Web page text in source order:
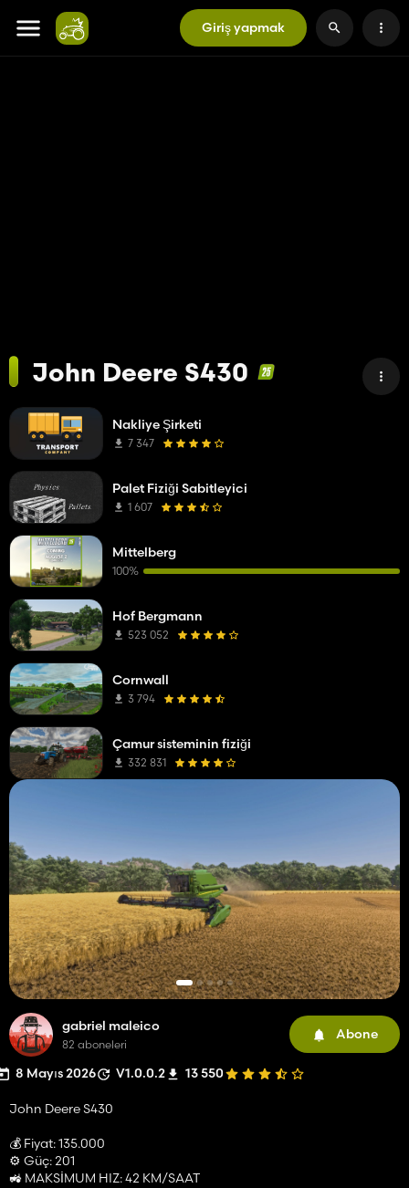
Giriş yapmak
John Deere S430
gabriel maleico
82 aboneleri
Abone
8 Mayıs 2026 V1.0.0.2 13 550
John Deere S430
💰 Fiyat: 135.000
⚙️ Güç: 201
🚜 MAKSİMUM HIZ: 42 KM/SAAT
Nakliye Şirketi
7 347
Palet Fiziği Sabitleyici
1 607
Mittelberg
100%
Hof Bergmann
523 052
Cornwall
3 794
Çamur sisteminin fiziği
332 831